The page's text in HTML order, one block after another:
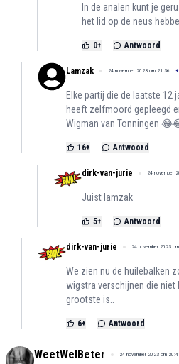
In de analen kunt je
het lid op de neus
0+ Antwoord
Lamzak 24 november 2023 om 21:36 +
Elke partij die de laatste 12
heeft zelfmoord gepleegd
Wigman van Tonningen
16+ Antwoord
dirk-van-jurie 24 november
Juist lamzak
5+ Antwoord
dirk-van-jurie 24 november 2023
We zien nu de huilebalken
wigstra verschijnen die niet
grootste is..
6+ Antwoord
WeetWelBeter 24 november 2023 om